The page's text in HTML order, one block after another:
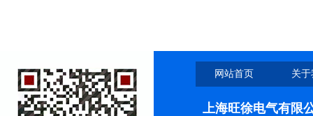
网站首页 关
上海旺徐电气有限